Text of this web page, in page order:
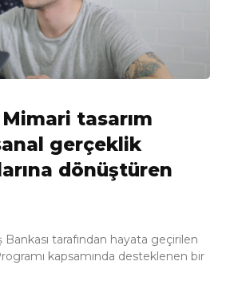
tasarım
gerçeklik
dönüştüren
tarafından hayata geçirilen
kapsamında desteklenen bir